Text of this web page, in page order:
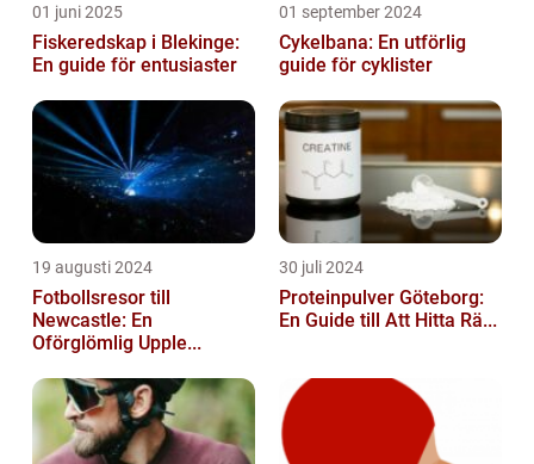
01 juni 2025
Fiskeredskap i Blekinge:
En guide för entusiaster
01 september 2024
Cykelbana: En utförlig
guide för cyklister
19 augusti 2024
Fotbollsresor till
Newcastle: En
Oförglömlig Upple...
30 juli 2024
Proteinpulver Göteborg:
En Guide till Att Hitta Rä...